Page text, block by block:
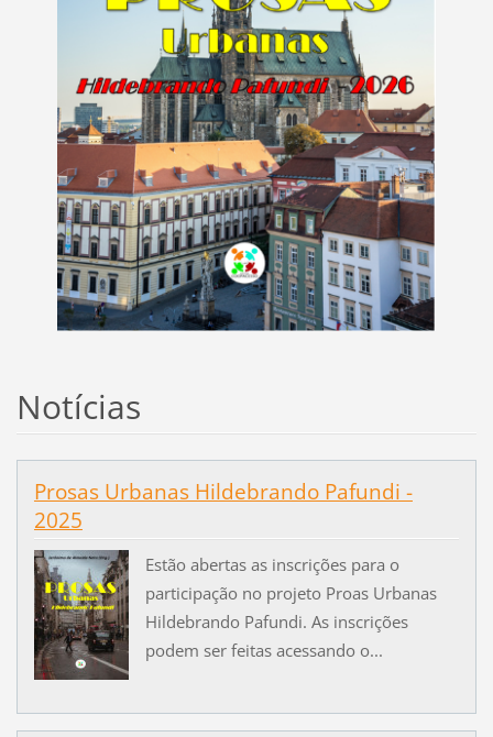
Notícias
Prosas Urbanas Hildebrando Pafundi -
2025
Estão abertas as inscrições para o
participação no projeto Proas Urbanas
Hildebrando Pafundi. As inscrições
podem ser feitas acessando o...